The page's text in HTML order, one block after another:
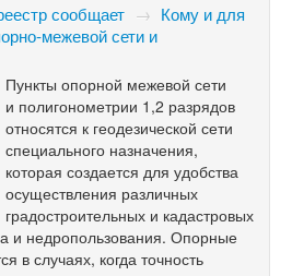
сообщает → Кому и для
межевой сети и
Пункты опорной межевой сети
и полигонометрии 1,2 разрядов
относятся к геодезической сети
специального назначения,
которая создается для удобства
осуществления различных
градостроительных и кадастровых
и недропользования. Опорные
в случаях, когда точность